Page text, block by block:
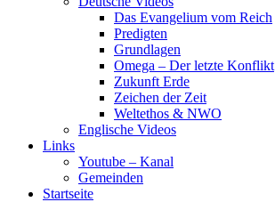
Das Evangelium vom Reich
Predigten
Grundlagen
Omega – Der letzte Konflikt
Zukunft Erde
Zeichen der Zeit
Weltethos & NWO
Englische Videos
Links
Youtube – Kanal
Gemeinden
Startseite